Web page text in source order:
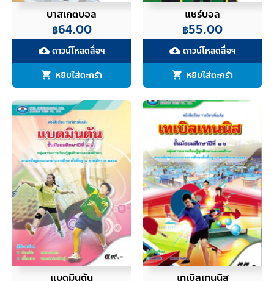
บาสเกตบอล
฿64.00
cloud_downloadดาวน์โหลดสื่อฯ
หยิบใส่ตะกร้า
แชร์บอล
฿55.00
cloud_downloadดาวน์โหลดสื่อฯ
หยิบใส่ตะกร้า
แบดมินตัน เทเบิลเทนนิส